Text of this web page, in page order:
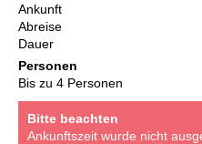
Ankunft
Abreise
Dauer
Personen
Bis zu 4 Personen
Bitte beachten
Ankunftszeit wurde nicht